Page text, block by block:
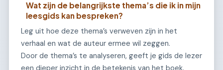
Wat zijn de belangrijkste thema’s die ik in mijn
leesgids kan bespreken?
Leg uit hoe deze thema’s verweven zijn in het
verhaal en wat de auteur ermee wil zeggen.
Door de thema’s te analyseren, geeft je gids de lezer